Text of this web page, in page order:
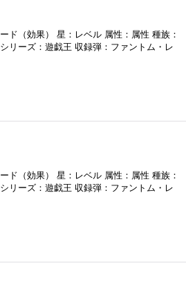
ド（効果） 星：レベル 属性：属性 種族：
リーズ：遊戯王 収録弾：ファントム・レ
ド（効果） 星：レベル 属性：属性 種族：
リーズ：遊戯王 収録弾：ファントム・レ